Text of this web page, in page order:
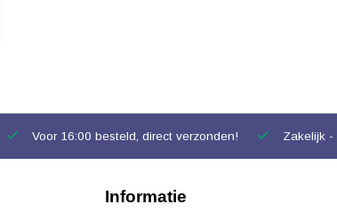
Voor 16:00 besteld, direct verzonden! Zakelijk -
Informatie